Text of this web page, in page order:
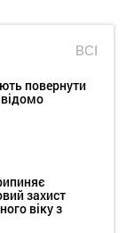
ВСІ
повернути
відомо
захист
віку з